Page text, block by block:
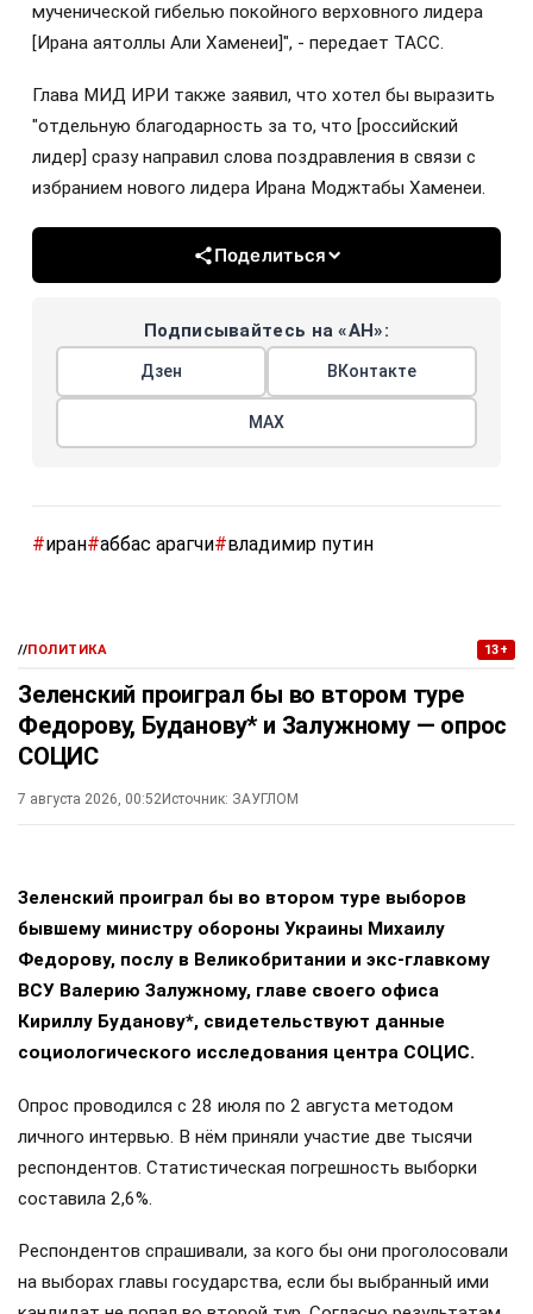
мученической гибелью покойного верховного лидера
[Ирана аятоллы Али Хаменеи]", - передает ТАСС.
Глава МИД ИРИ также заявил, что хотел бы выразить
"отдельную благодарность за то, что [российский
лидер] сразу направил слова поздравления в связи с
избранием нового лидера Ирана Моджтабы Хаменеи.
Поделиться
Подписывайтесь на «АН»:
Дзен ВКонтакте
МАХ
#иран#аббас арагчи#владимир путин
//ПОЛИТИКА 13+
Зеленский проиграл бы во втором туре
Федорову, Буданову* и Залужному — опрос
СОЦИС
7 августа 2026, 00:52Источник: ЗАУГЛОМ
Зеленский проиграл бы во втором туре выборов